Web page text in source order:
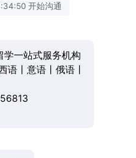
开始沟通
学一站式服务机构
语丨意语丨俄语丨